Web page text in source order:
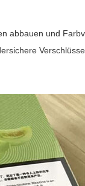
abbauen und